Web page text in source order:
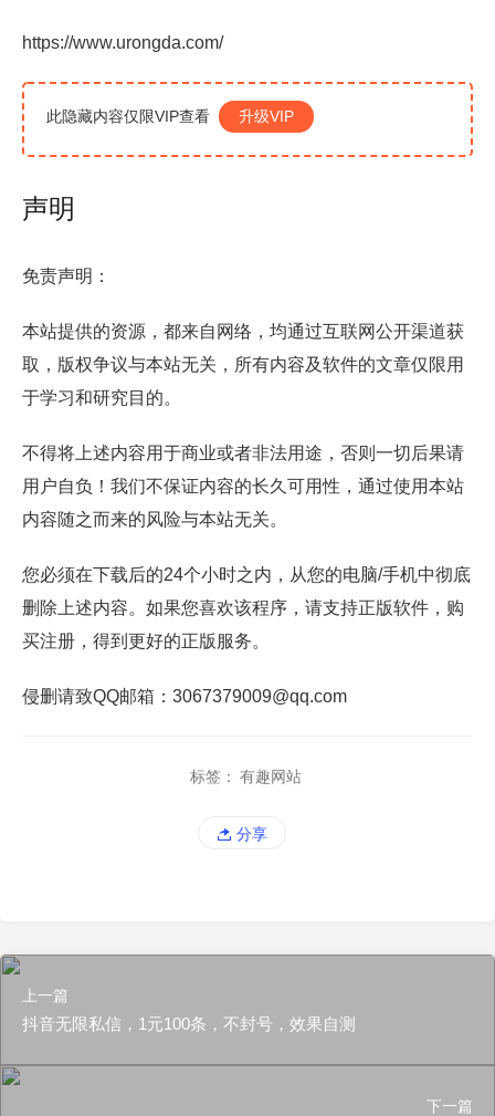
https://www.urongda.com/
此隐藏内容仅限VIP查看 升级VIP
声明
免责声明：
本站提供的资源，都来自网络，均通过互联网公开渠道获
取，版权争议与本站无关，所有内容及软件的文章仅限用
于学习和研究目的。
不得将上述内容用于商业或者非法用途，否则一切后果请
用户自负！我们不保证内容的长久可用性，通过使用本站
内容随之而来的风险与本站无关。
您必须在下载后的24个小时之内，从您的电脑/手机中彻底
删除上述内容。如果您喜欢该程序，请支持正版软件，购
买注册，得到更好的正版服务。
侵删请致QQ邮箱：3067379009@qq.com
标签： 有趣网站
分享
上一篇
抖音无限私信，1元100条，不封号，效果自测
下一篇